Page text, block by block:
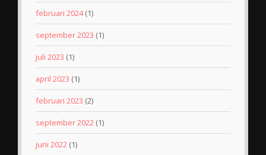
februari 2024(1)
september 2023 (1)
juli 2023 (1)
april 2023 (1)
februari 2023 (2)
september 2022 (1)
juni 2022 (1)